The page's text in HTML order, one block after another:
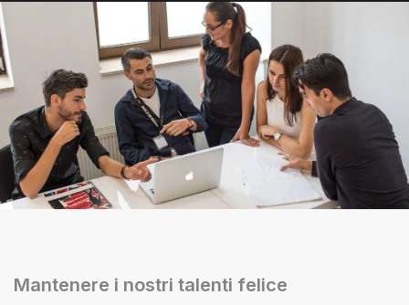
Mantenere i nostri talenti felice